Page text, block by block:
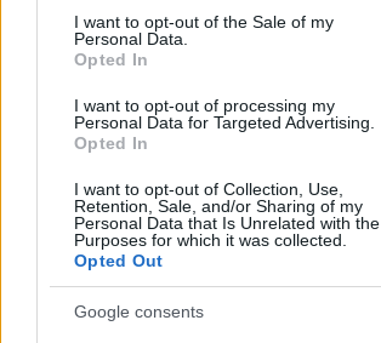
consent section.
I want to opt-out of the Sale of my
Personal Data.
Opted In
I want to opt-out of processing my
Personal Data for Targeted Advertising.
Opted In
I want to opt-out of Collection, Use,
Retention, Sale, and/or Sharing of my
Personal Data that Is Unrelated with the
Purposes for which it was collected.
Opted Out
Google consents
Continua a leggere